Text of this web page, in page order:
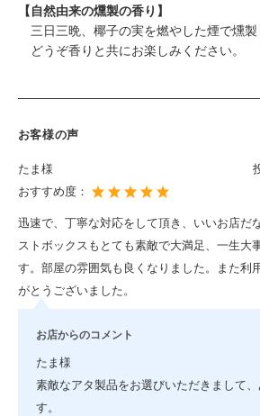
【自然由来の燻製の香り】
三日三晩、椰子の実を燃やした煙で燻製
どうぞ香りと共にお楽しみください。
お客様の声
たま様
おすすめ度：
迅速で、丁寧な対応をして頂き、いいお店だ
ストボックスもとても素敵で大満足、一生大
す。部屋の雰囲気も良くなりました。また利
がとうございました。
お店からのコメント
たま様
素敵なアタ製品をお選びいただきまして
す。